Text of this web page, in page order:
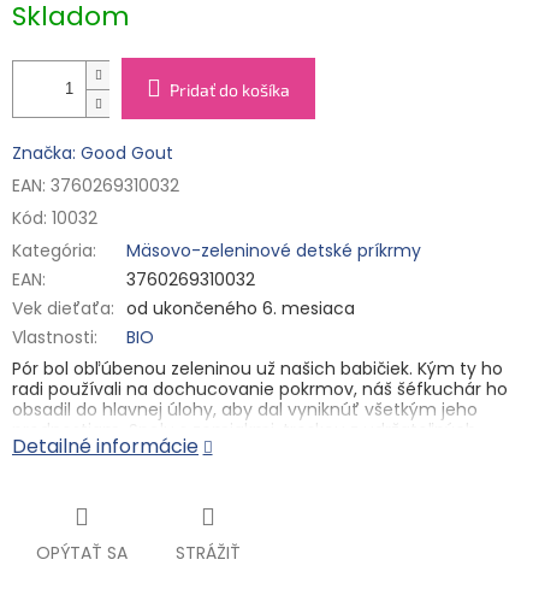
Skladom
Pridať do košíka
Značka: Good Gout
EAN: 3760269310032
Kód: 10032
Kategória:
Mäsovo-zeleninové detské príkrmy
EAN:
3760269310032
Vek dieťaťa: od ukončeného 6. mesiaca
Vlastnosti:
BIO
Pór bol obľúbenou zeleninou už našich babičiek. Kým ty ho
radi používali na dochucovanie pokrmov, náš šéfkuchár ho
obsadil do hlavnej úlohy, aby dal vyniknúť všetkým jeho
prednostiam. Spolu s zemiakmi, treskou z udržateľných
zdrojov, kvapkou smotany a štipku kari rozohrá skvelú partiu
Detská výživa od ukončeného 6. mesiaca. Zeleninovo-
mäsový príkrm pre zvláštnu výživu dojčiat a malých detí.
Sterilizované. Tepelne upravené.
Detailné informácie
OPÝTAŤ SA STRÁŽIŤ